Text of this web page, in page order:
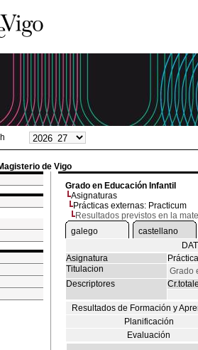
de Vigo
Grado en Educación Infantil
Asignaturas
Prácticas externas: Practicum
Resultados previstos en la
galego
castellano
Asignatura
Titulacion
Grado
Descriptores
Resultados de Formación y
Planificación
Evaluación